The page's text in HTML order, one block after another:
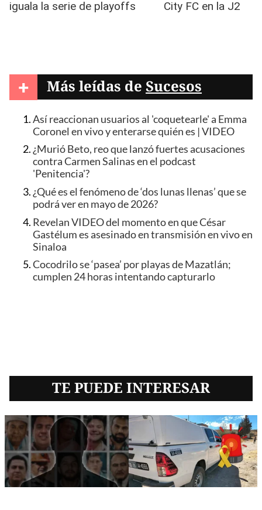
+ Más leídas de Sucesos
Así reaccionan usuarios al 'coquetearle' a Emma
Coronel en vivo y enterarse quién es | VIDEO
¿Murió Beto, reo que lanzó fuertes acusaciones
contra Carmen Salinas en el podcast
'Penitencia'?
¿Qué es el fenómeno de ‘dos lunas llenas’ que se
podrá ver en mayo de 2026?
Revelan VIDEO del momento en que César
Gastélum es asesinado en transmisión en vivo en
Sinaloa
Cocodrilo se ‘pasea’ por playas de Mazatlán;
cumplen 24 horas intentando capturarlo
TE PUEDE INTERESAR